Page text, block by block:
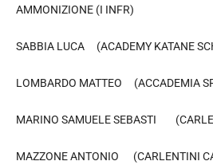
AMMONIZIONE (I INFR)
SABBIA LUCA (ACADEMY
LOMBARDO MATTEO (ACCADEMIA
MARINO SAMUELE SEBASTI
MAZZONE ANTONIO (CARLENTINI